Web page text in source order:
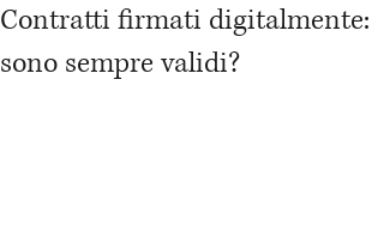
Contratti firmati digitalmente:
sono sempre validi?